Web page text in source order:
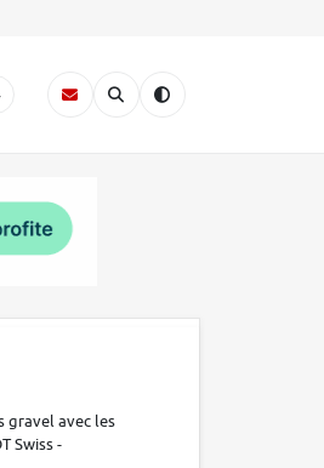
gravel avec les
Swiss -